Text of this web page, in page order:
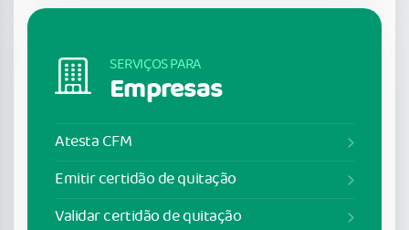
SERVIÇOS PARA
Empresas
Atesta CFM
Emitir certidão de quitação
Validar certidão de quitação